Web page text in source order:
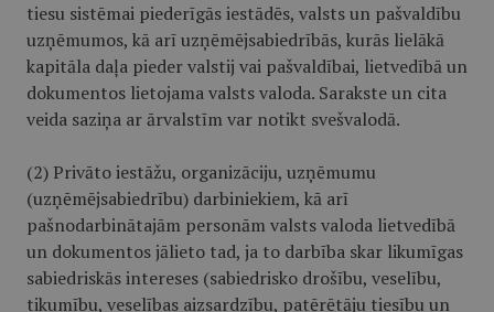
tiesu sistēmai piederīgās iestādēs, valsts un pašvaldību
uzņēmumos, kā arī uzņēmējsabiedrībās, kurās lielākā
kapitāla daļa pieder valstij vai pašvaldībai, lietvedībā un
dokumentos lietojama valsts valoda. Sarakste un cita
veida saziņa ar ārvalstīm var notikt svešvalodā.
(2) Privāto iestāžu, organizāciju, uzņēmumu
(uzņēmējsabiedrību) darbiniekiem, kā arī
pašnodarbinātajām personām valsts valoda lietvedībā
un dokumentos jālieto tad, ja to darbība skar likumīgas
sabiedriskās intereses (sabiedrisko drošību, veselību,
tikumību, veselības aizsardzību, patērētāju tiesību un